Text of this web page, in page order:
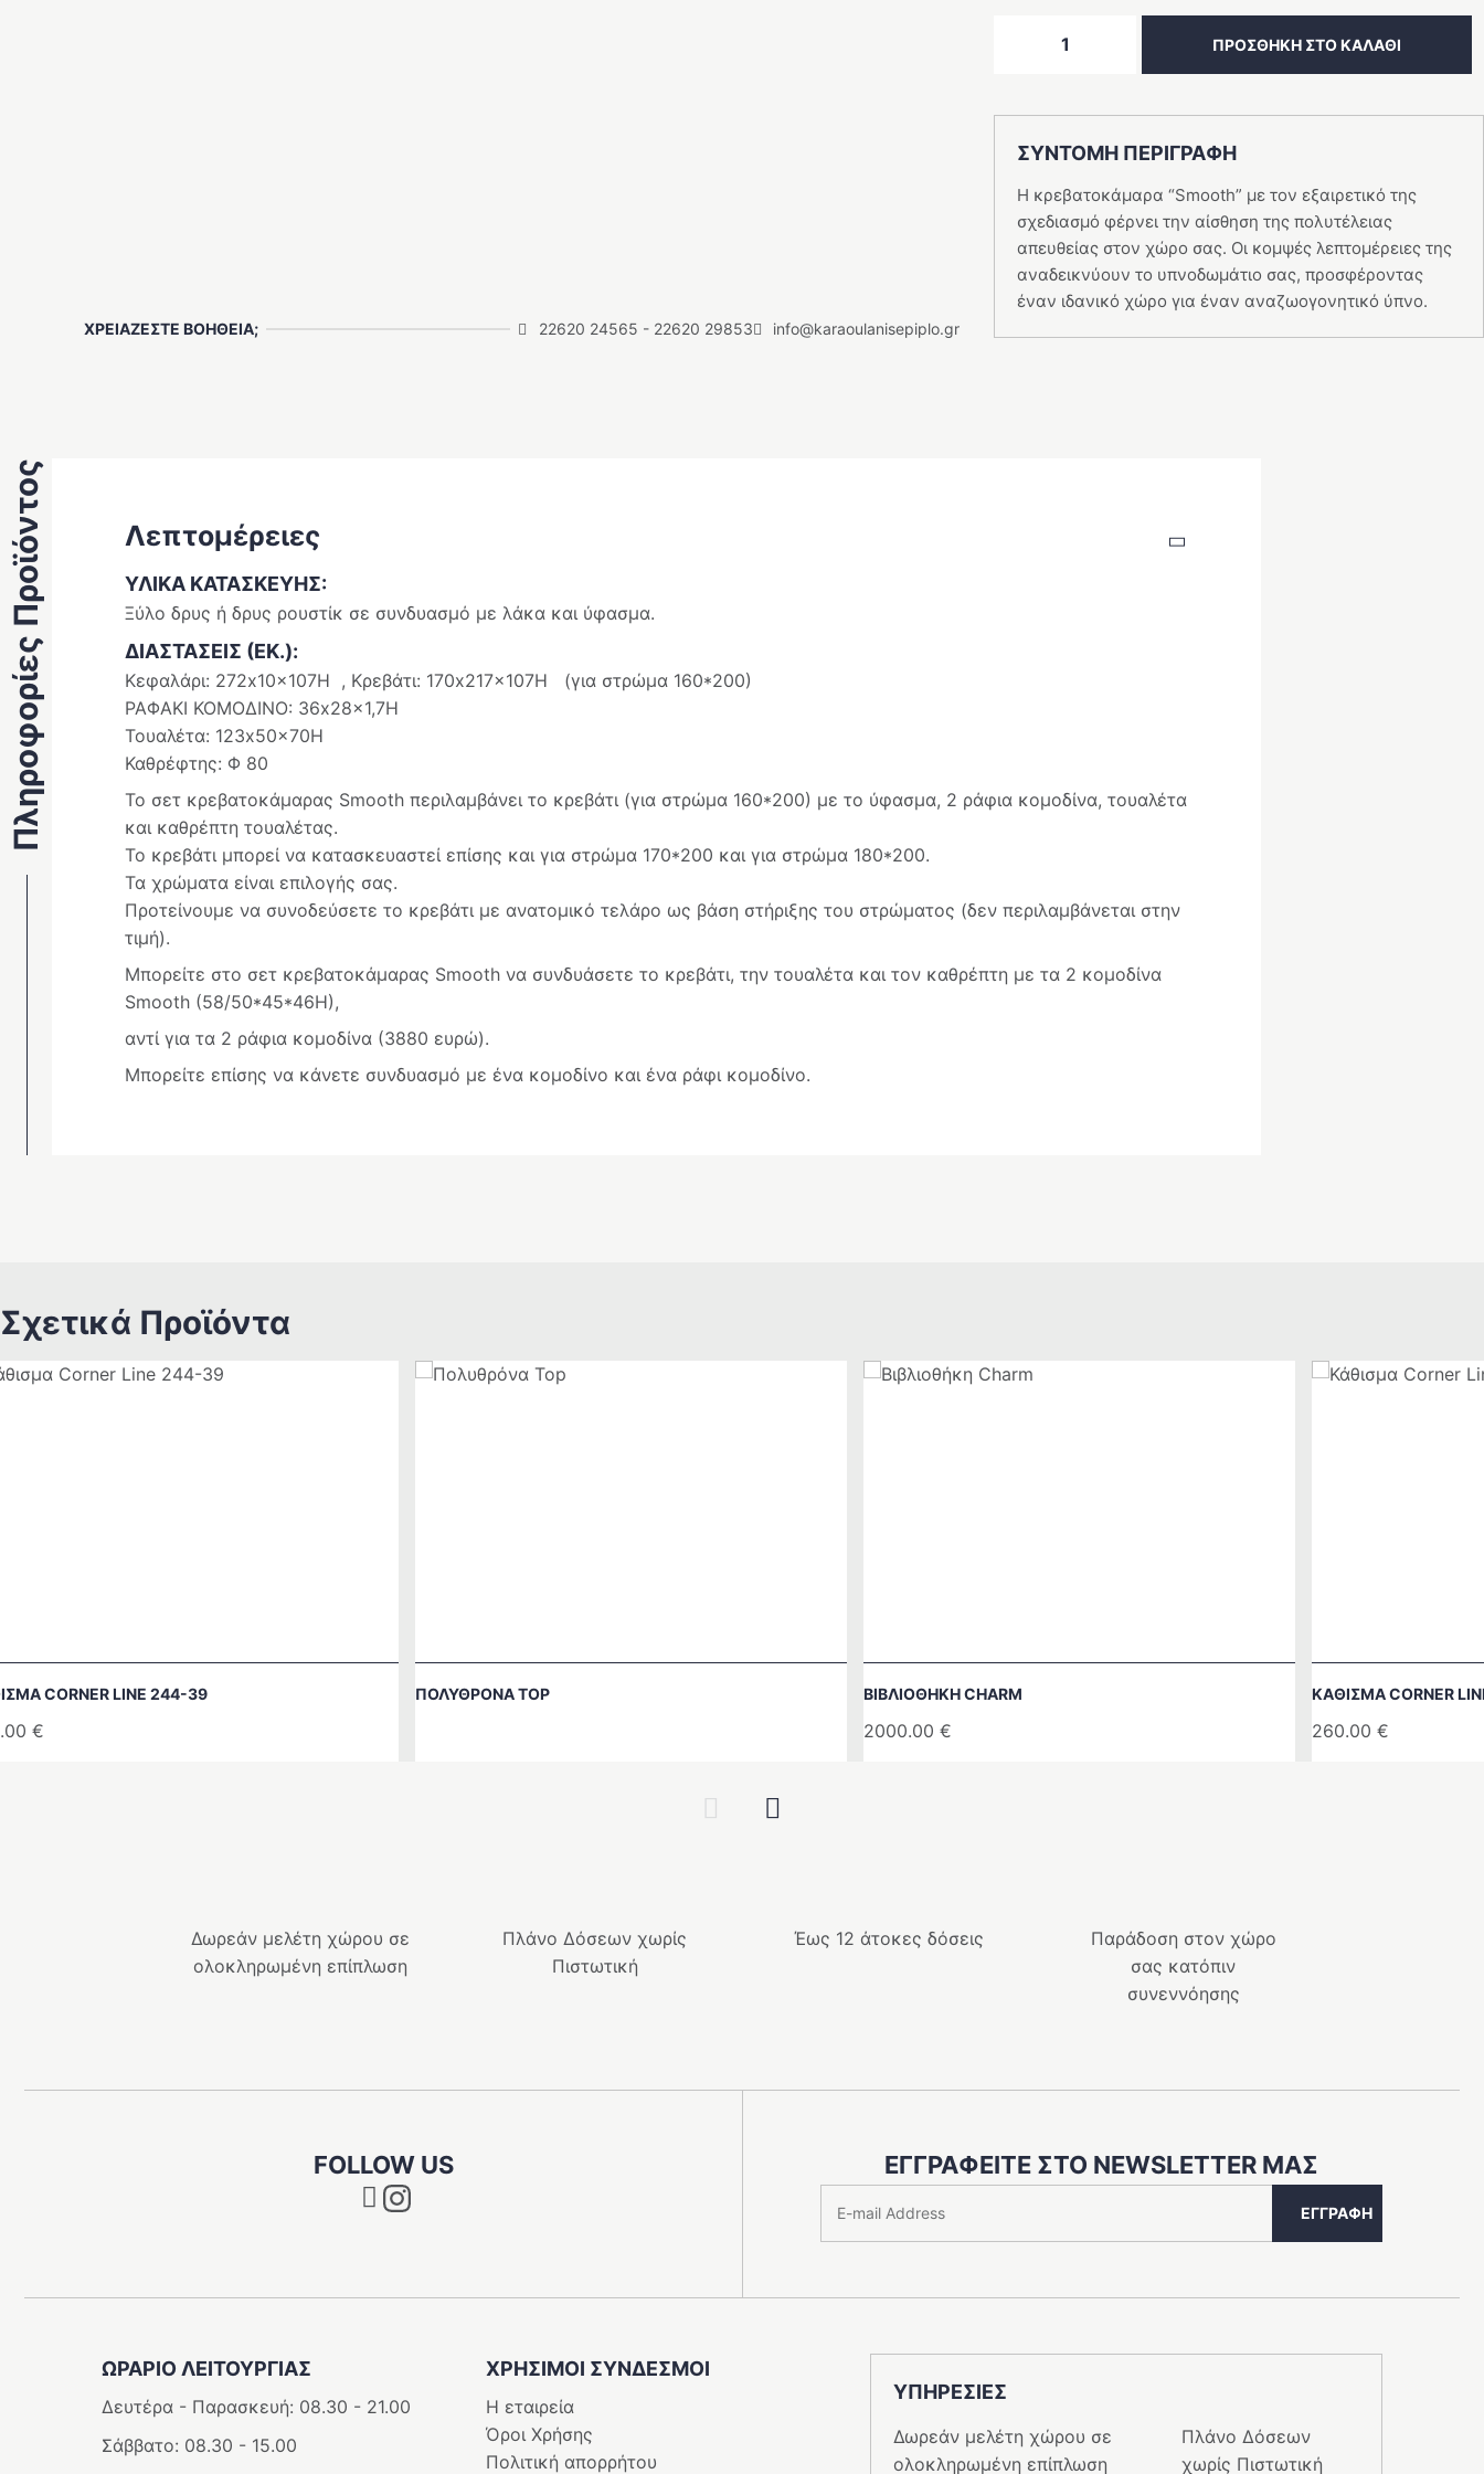
ΧΡΕΙΑΖΕΣΤΕ ΒΟΗΘΕΙΑ; 22620 24565 - 22620 29853 info@karaoulanisepiplo.gr
με
ράφια
ποσότητα
ΠΡΟΣΘΉΚΗ ΣΤΟ ΚΑΛΆΘΙ
ΣΥΝΤΟΜΗ ΠΕΡΙΓΡΑΦΗ
Η κρεβατοκάμαρα “Smooth” με τον εξαιρετικό της
σχεδιασμό φέρνει την αίσθηση της πολυτέλειας
απευθείας στον χώρο σας. Οι κομψές λεπτομέρειες της
αναδεικνύουν το υπνοδωμάτιο σας, προσφέροντας
έναν ιδανικό χώρο για έναν αναζωογονητικό ύπνο.
Πληροφορίες Προϊόντος Λεπτομέρειες
ΥΛΙΚΑ ΚΑΤΑΣΚΕΥΗΣ:
Ξύλο δρυς ή δρυς ρουστίκ σε συνδυασμό με λάκα και ύφασμα.
ΔΙΑΣΤΑΣΕΙΣ (ΕΚ.):
Κεφαλάρι: 272x10x107Η , Κρεβάτι: 170x217x107Η (για στρώμα 160*200)
ΡΑΦΑΚΙ ΚΟΜΟΔΙΝΟ: 36x28x1,7Η
Τουαλέτα: 123x50x70Η
Καθρέφτης: Φ 80
Το σετ κρεβατοκάμαρας Smooth περιλαμβάνει το κρεβάτι (για στρώμα 160*200) με το ύφασμα, 2 ράφια κομοδίνα, τουαλέτα
και καθρέπτη τουαλέτας.
Το κρεβάτι μπορεί να κατασκευαστεί επίσης και για στρώμα 170*200 και για στρώμα 180*200.
Τα χρώματα είναι επιλογής σας.
Προτείνουμε να συνοδεύσετε το κρεβάτι με ανατομικό τελάρο ως βάση στήριξης του στρώματος (δεν περιλαμβάνεται στην
τιμή).
Μπορείτε στο σετ κρεβατοκάμαρας Smooth να συνδυάσετε το κρεβάτι, την τουαλέτα και τον καθρέπτη με τα 2 κομοδίνα
Smooth (58/50*45*46H),
αντί για τα 2 ράφια κομοδίνα (3880 ευρώ).
Μπορείτε επίσης να κάνετε συνδυασμό με ένα κομοδίνο και ένα ράφι κομοδίνο.
Σχετικά Προϊόντα
Previous
CORNER LINE 244-39
€
ΠΟΛΥΘΡΌΝΑ TOP ΒΙΒΛΙΟΘΉΚΗ CHARM
2000.00 €
ΚΆΘΙΣΜΑ CORNER
260.00 €
Next
Δωρεάν μελέτη χώρου σε
ολοκληρωμένη επίπλωση
Πλάνο Δόσεων χωρίς
Πιστωτική
Έως 12 άτοκες δόσεις
Παράδοση στον χώρο
σας κατόπιν
συνεννόησης
FOLLOW US
Instagram
ΕΓΓΡΑΦΕΊΤΕ ΣΤΟ NEWSLETTER ΜΑΣ
ΕΓΓΡΑΦΉ
ΩΡΑΡΙΟ ΛΕΙΤΟΥΡΓΊΑΣ
Δευτέρα - Παρασκευή: 08.30 - 21.00
Σάββατο: 08.30 - 15.00
ΧΡΗΣΙΜΟΙ ΣΥΝΔΕΣΜΟΙ
Η εταιρεία
Όροι Χρήσης
Πολιτική απορρήτου
ΥΠΗΡΕΣIΕΣ
Δωρεάν μελέτη χώρου σε
ολοκληρωμένη επίπλωση
Πλάνο Δόσεων
χωρίς Πιστωτική